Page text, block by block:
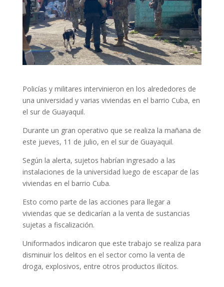
Policías y militares intervinieron en los alrededores de
una universidad y varias viviendas en el barrio Cuba, en
el sur de Guayaquil.
Durante un gran operativo que se realiza la mañana de
este jueves, 11 de julio, en el sur de Guayaquil.
Según la alerta, sujetos habrían ingresado a las
instalaciones de la universidad luego de escapar de las
viviendas en el barrio Cuba.
Esto como parte de las acciones para llegar a
viviendas que se dedicarían a la venta de sustancias
sujetas a fiscalización.
Uniformados indicaron que este trabajo se realiza para
disminuir los delitos en el sector como la venta de
droga, explosivos, entre otros productos ilícitos.